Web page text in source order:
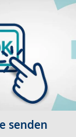
senden